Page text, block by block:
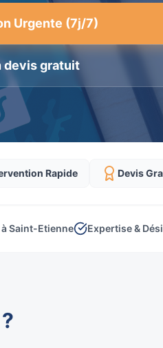
Urgente (7j/7)
devis gratuit
Rapide Devis
Saint-Etienne Expertise &